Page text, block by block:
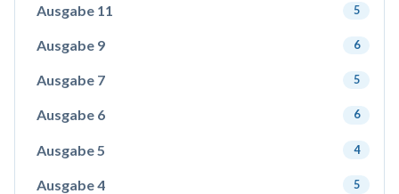
Ausgabe 11 5
Ausgabe 9 6
Ausgabe 7 5
Ausgabe 6 6
Ausgabe 5 4
Ausgabe 4 5